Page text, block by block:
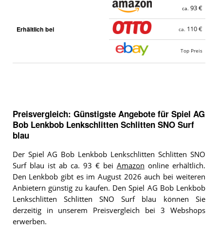
Erhältlich bei
ca. 93 €
ca. 110 €
Top Preis
Preisvergleich: Günstigste Angebote für Spiel AG
Bob Lenkbob Lenkschlitten Schlitten SNO Surf
blau
Der Spiel AG Bob Lenkbob Lenkschlitten Schlitten SNO
Surf blau ist ab ca. 93 € bei Amazon online erhältlich.
Den Lenkbob gibt es im August 2026 auch bei weiteren
Anbietern günstig zu kaufen. Den Spiel AG Bob Lenkbob
Lenkschlitten Schlitten SNO Surf blau können Sie
derzeitig in unserem Preisvergleich bei 3 Webshops
erwerben.